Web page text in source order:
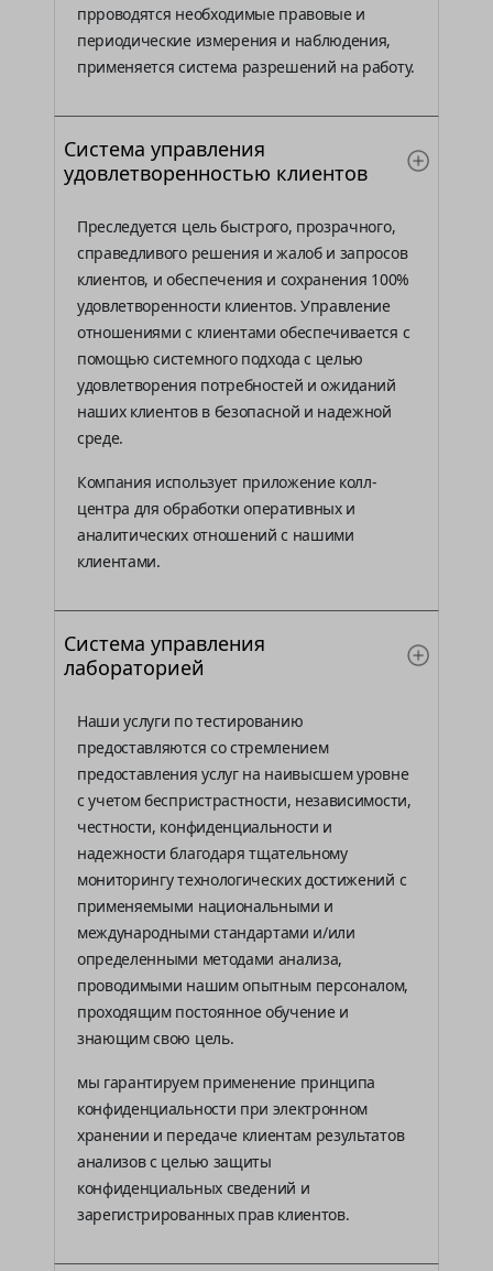
прроводятся необходимые правовые и
периодические измерения и наблюдения,
применяется система разрешений на работу.
Система управления
удовлетворенностью клиентов
Преследуется цель быстрого, прозрачного,
справедливого решения и жалоб и запросов
клиентов, и обеспечения и сохранения 100%
удовлетворенности клиентов. Управление
отношениями с клиентами обеспечивается с
помощью системного подхода с целью
удовлетворения потребностей и ожиданий
наших клиентов в безопасной и надежной
среде.
Компания использует приложение колл-
центра для обработки оперативных и
аналитических отношений с нашими
клиентами.
Система управления
лабораторией
Наши услуги по тестированию
предоставляются со стремлением
предоставления услуг на наивысшем уровне
с учетом беспристрастности, независимости,
честности, конфиденциальности и
надежности благодаря тщательному
мониторингу технологических достижений с
применяемыми национальными и
международными стандартами и/или
определенными методами анализа,
проводимыми нашим опытным персоналом,
проходящим постоянное обучение и
знающим свою цель.
мы гарантируем применение принципа
конфиденциальности при электронном
хранении и передаче клиентам результатов
анализов с целью защиты
конфиденциальных сведений и
зарегистрированных прав клиентов.